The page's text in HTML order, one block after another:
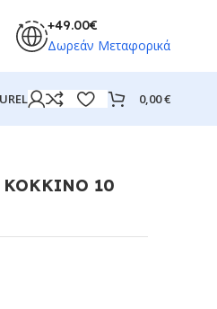
+49.00€
Δωρεάν Μεταφορικά
EL 0,00€
10